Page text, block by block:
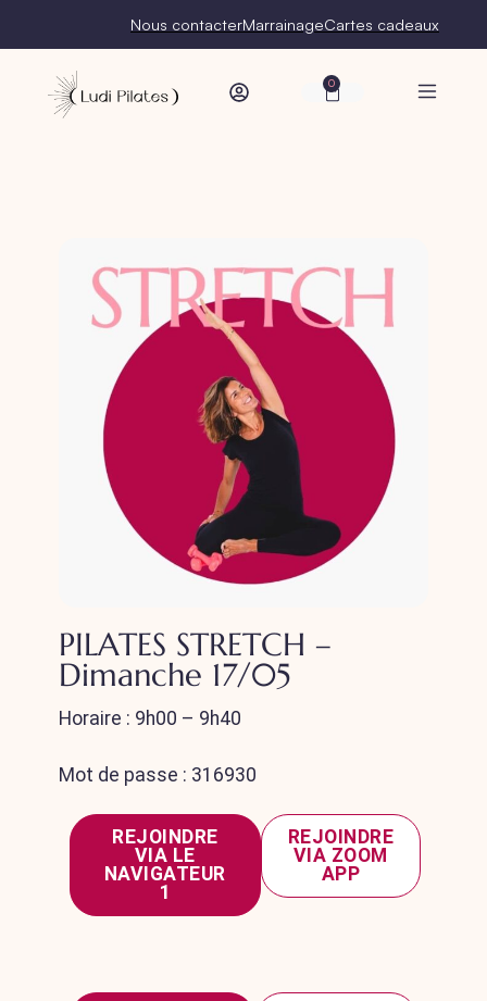
Nous contacterMarrainageCartes cadeaux
0
PILATES STRETCH –
Dimanche 17/05
Horaire : 9h00 – 9h40
Mot de passe : 316930
REJOINDRE
VIA LE
NAVIGATEUR
1
REJOINDRE
VIA ZOOM
APP